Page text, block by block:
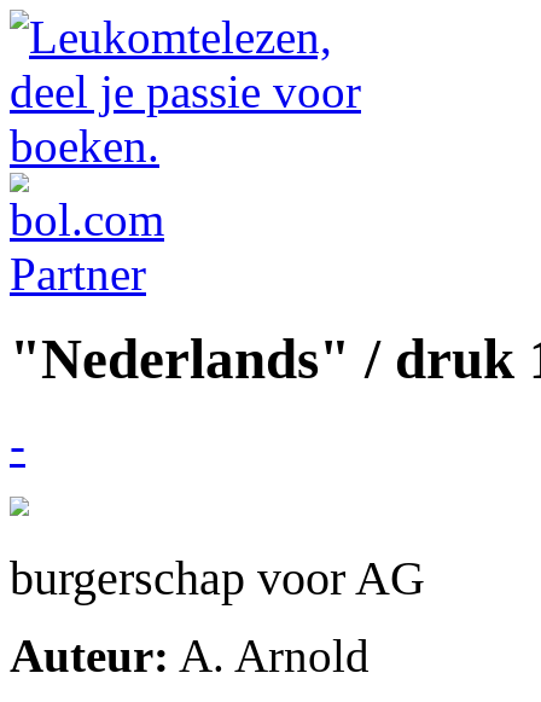
"Nederlands" / druk
-
burgerschap voor AG
Auteur: A. Arnold